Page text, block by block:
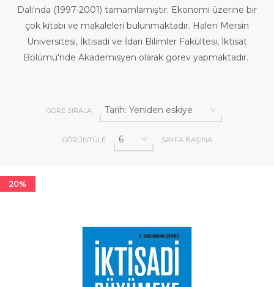
Dalı'nda (1997-2001) tamamlamıştır. Ekonomi üzerine bir
çok kitabı ve makaleleri bulunmaktadır. Halen Mersin
Üniversitesi, İktisadi ve İdari Bilimler Fakültesi, İktisat
Bölümü'nde Akademisyen olarak görev yapmaktadır.
GÖRE SIRALA
GÖRÜNTÜLE SAYFA BAŞINA
20%